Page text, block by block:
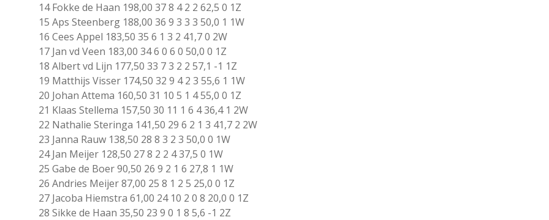
14 Fokke de Haan 198,00 37 8 4 2 2 62,5 0 1Z
15 Aps Steenberg 188,00 36 9 3 3 3 50,0 1 1W
16 Cees Appel 183,50 35 6 1 3 2 41,7 0 2W
17 Jan vd Veen 183,00 34 6 0 6 0 50,0 0 1Z
18 Albert vd Lijn 177,50 33 7 3 2 2 57,1 -1 1Z
19 Matthijs Visser 174,50 32 9 4 2 3 55,6 1 1W
20 Johan Attema 160,50 31 10 5 1 4 55,0 0 1Z
21 Klaas Stellema 157,50 30 11 1 6 4 36,4 1 2W
22 Nathalie Steringa 141,50 29 6 2 1 3 41,7 2 2W
23 Janna Rauw 138,50 28 8 3 2 3 50,0 0 1W
24 Jan Meijer 128,50 27 8 2 2 4 37,5 0 1W
25 Gabe de Boer 90,50 26 9 2 1 6 27,8 1 1W
26 Andries Meijer 87,00 25 8 1 2 5 25,0 0 1Z
27 Jacoba Hiemstra 61,00 24 10 2 0 8 20,0 0 1Z
28 Sikke de Haan 35,50 23 9 0 1 8 5,6 -1 2Z